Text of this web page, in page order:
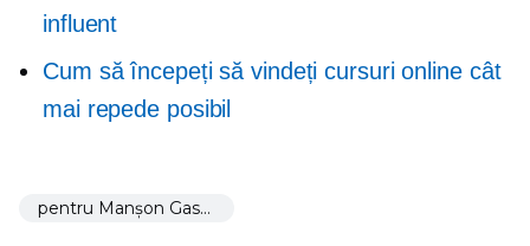
influent
Cum să începeți să vindeți cursuri online cât
mai repede posibil
pentru Manșon Gastric